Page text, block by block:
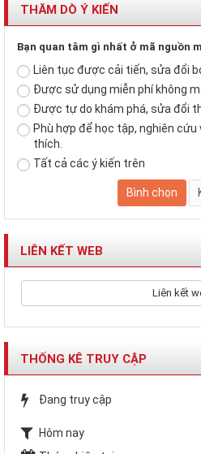
THĂM DÒ Ý KIẾN
Bạn quan tâm gì nhất ở mã nguồn
Liên tục được cải tiến, sửa đổi
Được sử dụng miễn phí không
Được tự do khám phá, sửa đổi
Phù hợp để học tập, nghiên
thích.
Tất cả các ý kiến trên
LIÊN KẾT WEB
Liên kết
THỐNG KÊ TRUY CẬP
Đang truy cập
Hôm nay